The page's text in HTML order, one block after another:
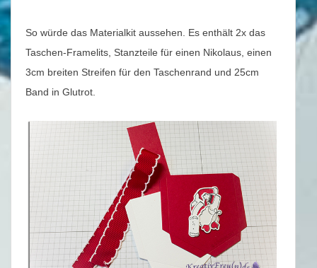
So würde das Materialkit aussehen. Es enthält 2x das
Taschen-Framelits, Stanzteile für einen Nikolaus, einen
3cm breiten Streifen für den Taschenrand und 25cm
Band in Glutrot.